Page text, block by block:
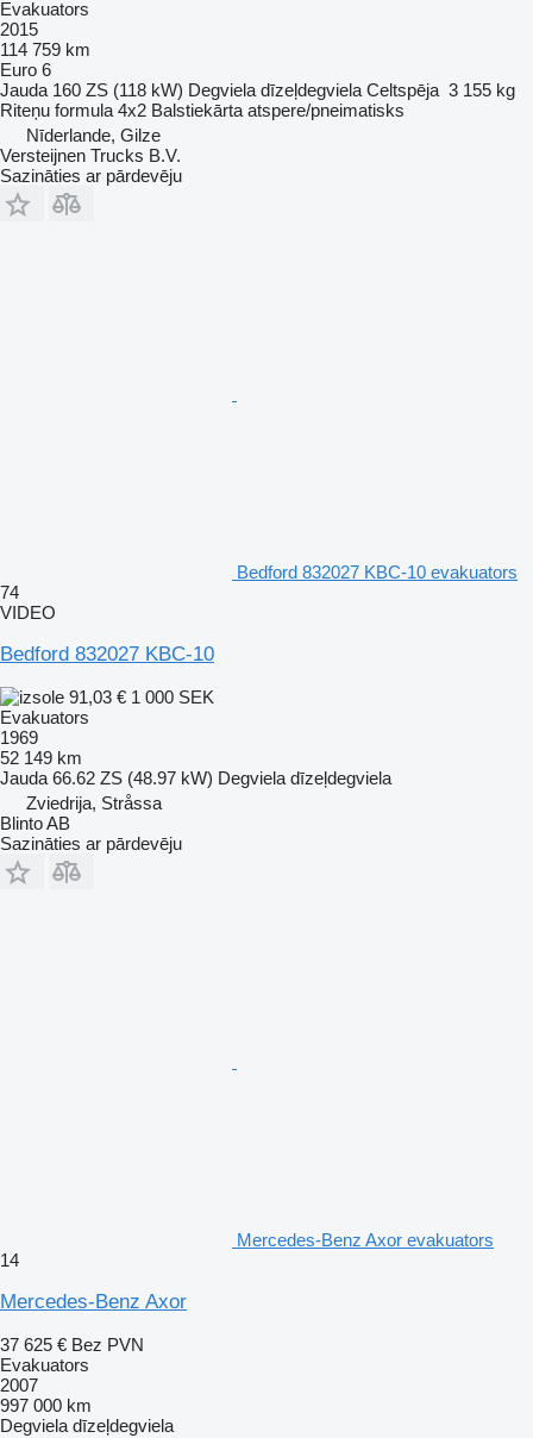
Evakuators
2015
114 759 km
Euro 6
Jauda 160 ZS (118 kW) Degviela dīzeļdegviela Celtspēja 3 155 kg
Riteņu formula 4x2 Balstiekārta atspere/pneimatisks
Nīderlande, Gilze
Versteijnen Trucks B.V.
Sazināties ar pārdevēju
Bedford 832027 KBC-10 evakuators
74
VIDEO
Bedford 832027 KBC-10
91,03 € 1 000 SEK
Evakuators
1969
52 149 km
Jauda 66.62 ZS (48.97 kW) Degviela dīzeļdegviela
Zviedrija, Stråssa
Blinto AB
Sazināties ar pārdevēju
Mercedes-Benz Axor evakuators
14
Mercedes-Benz Axor
37 625 € Bez PVN
Evakuators
2007
997 000 km
Degviela dīzeļdegviela